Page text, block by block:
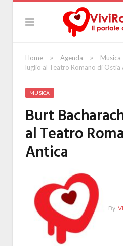
Home » Agenda » Musica
luglio al Teatro Romano di Ostia
MUSICA
Burt
al Teatro
Antica
By